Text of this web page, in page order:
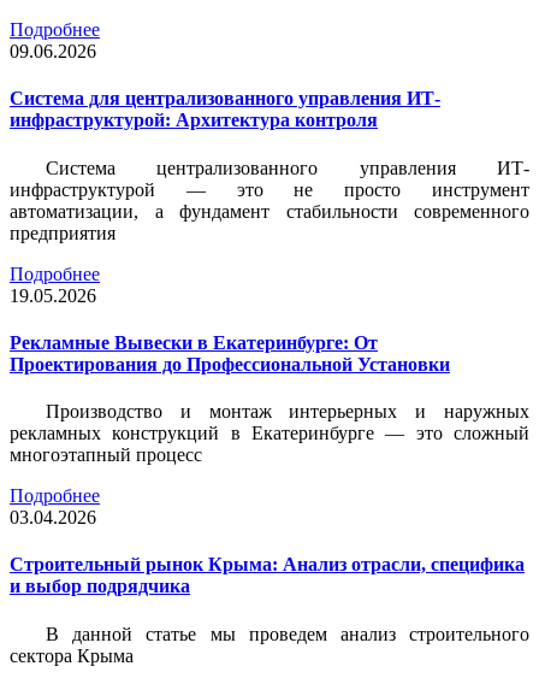
Подробнее
09.06.2026
Система для централизованного управления ИТ-
инфраструктурой: Архитектура контроля
Система централизованного управления ИТ-
инфраструктурой — это не просто инструмент
автоматизации, а фундамент стабильности современного
предприятия
Подробнее
19.05.2026
Рекламные Вывески в Екатеринбурге: От
Проектирования до Профессиональной Установки
Производство и монтаж интерьерных и наружных
рекламных конструкций в Екатеринбурге — это сложный
многоэтапный процесс
Подробнее
03.04.2026
Строительный рынок Крыма: Анализ отрасли, специфика
и выбор подрядчика
В данной статье мы проведем анализ строительного
сектора Крыма